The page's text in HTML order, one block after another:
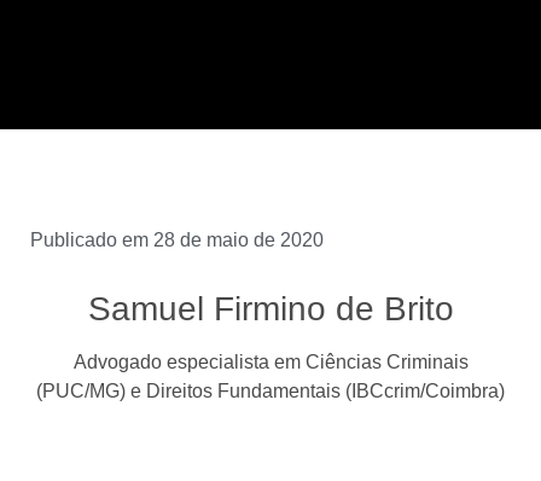
Publicado em 28 de maio de 2020
Samuel Firmino de Brito
Advogado especialista em Ciências Criminais
(PUC/MG) e Direitos Fundamentais (IBCcrim/Coimbra)